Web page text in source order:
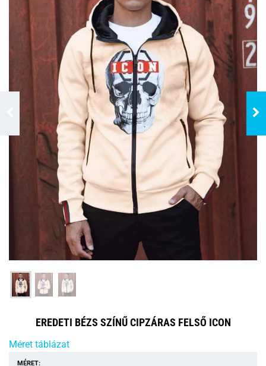
EREDETI BÉZS SZÍNŰ CIPZÁRAS FELSŐ ICON
Méret táblázat
MÉRET: